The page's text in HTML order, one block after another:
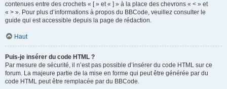
contenues entre des crochets « [ » et « ] » à la place des chevrons « < » et
« > ». Pour plus d’informations à propos du BBCode, veuillez consulter le
guide qui est accessible depuis la page de rédaction.
Haut
Puis-je insérer du code HTML ?
Par mesure de sécurité, il n’est pas possible d’insérer du code HTML sur ce
forum. La majeure partie de la mise en forme qui peut être générée par du
code HTML peut être remplacée par du BBCode.